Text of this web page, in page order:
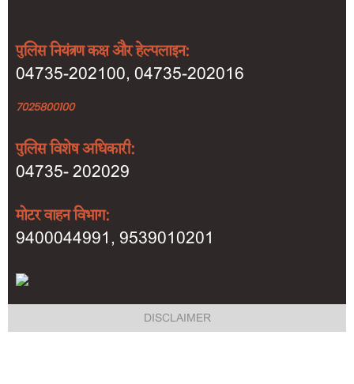
पुलिस नियंत्रण कक्ष और हेल्पलाइन:
04735-202100, 04735-202016
7025800100
पुलिस विशेष अधिकारी:
04735- 202029
मोटर वाहन विभाग:
9400044991, 9539010201
DISCLAIMER